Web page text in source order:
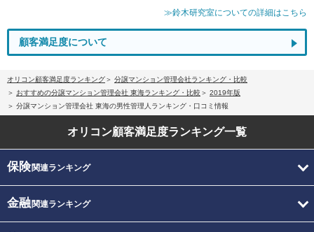
≫鈴木研究室についての詳細はこちら
顧客満足度について
オリコン顧客満足度ランキング
分譲マンション管理会社ランキング・比較
おすすめの分譲マンション管理会社 東海ランキング・比較
2019年版
分譲マンション管理会社 東海の男性管理人ランキング・口コミ情報
オリコン顧客満足度ランキング一覧
保険関連ランキング
金融関連ランキング